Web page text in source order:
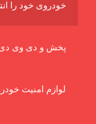
خودروی خود را
پخش و دی وی دی
لوازم امنیت